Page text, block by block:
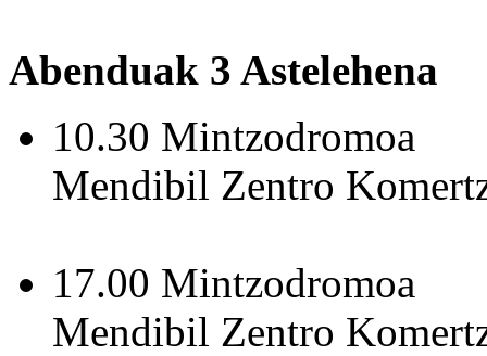
Abenduak 3 Astelehena
10.30 Mintzodromoa
Mendibil Zentro
17.00 Mintzodromoa
Mendibil Zentro